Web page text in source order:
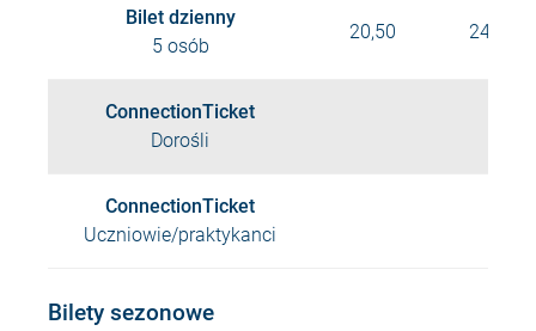
Bilet dzienny
5 osób
20,50 24,10
ConnectionTicket
Dorośli
ConnectionTicket
Uczniowie/praktykanci
Bilety sezonowe